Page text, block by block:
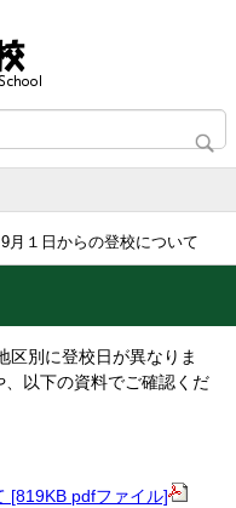
9月１日からの登校について
区別に登校日が異なりま
以下の資料でご確認くだ
[819KB pdfファイル]